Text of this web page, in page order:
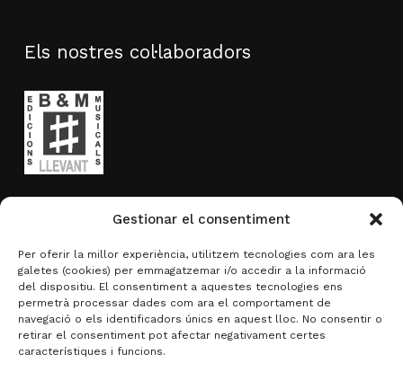
Gestionar el consentiment
Per oferir la millor experiència, utilitzem tecnologies com ara les
galetes (cookies) per emmagatzemar i/o accedir a la informació
del dispositiu. El consentiment a aquestes tecnologies ens
permetrà processar dades com ara el comportament de
navegació o els identificadors únics en aquest lloc. No consentir o
retirar el consentiment pot afectar negativament certes
característiques i funcions.
Els nostres col·laboradors